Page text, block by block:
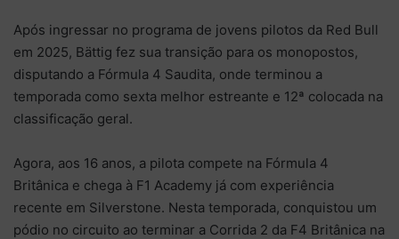
Após ingressar no programa de jovens pilotos da Red Bull
em 2025, Bättig fez sua transição para os monopostos,
disputando a Fórmula 4 Saudita, onde terminou a
temporada como sexta melhor estreante e 12ª colocada na
classificação geral.
Agora, aos 16 anos, a pilota compete na Fórmula 4
Britânica e chega à F1 Academy já com experiência
recente em Silverstone. Nesta temporada, conquistou um
pódio no circuito ao terminar a Corrida 2 da F4 Britânica na